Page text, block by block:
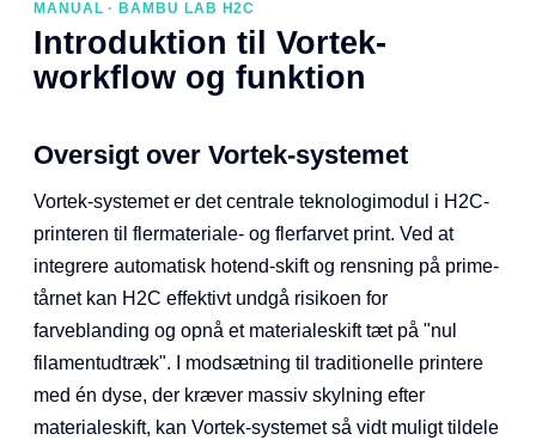
MANUAL · BAMBU LAB H2C
Introduktion til Vortek-
workflow og funktion
Oversigt over Vortek-systemet
Vortek-systemet er det centrale teknologimodul i H2C-
printeren til flermateriale- og flerfarvet print. Ved at
integrere automatisk hotend-skift og rensning på prime-
tårnet kan H2C effektivt undgå risikoen for
farveblanding og opnå et materialeskift tæt på "nul
filamentudtræk". I modsætning til traditionelle printere
med én dyse, der kræver massiv skylning efter
materialeskift, kan Vortek-systemet så vidt muligt tildele